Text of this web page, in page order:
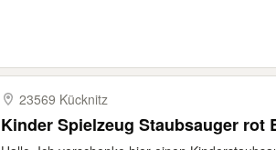
23569 Kücknitz
Kinder Spielzeug Staubsauger rot